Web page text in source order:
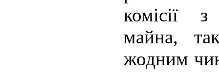
комісії
майна,
жодним